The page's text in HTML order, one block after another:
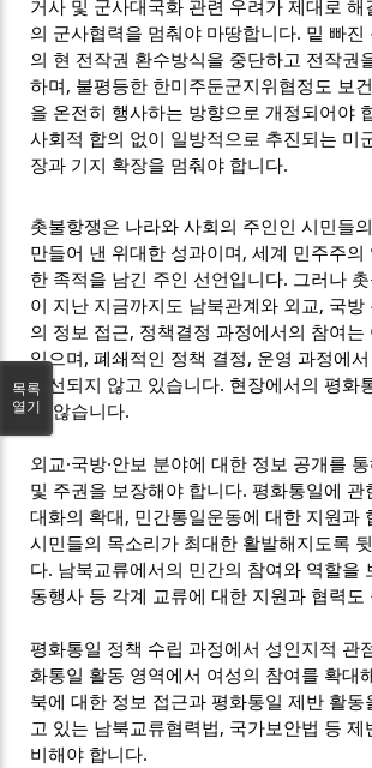
거사 및 군사대국화 관련 우려가 제대로
의 군사협력을 멈춰야 마땅합니다. 밑 빠진
의 현 전작권 환수방식을 중단하고 전작권
하며, 불평등한 한미주둔군지위협정도 보건
을 온전히 행사하는 방향으로 개정되어야
사회적 합의 없이 일방적으로 추진되는 미
장과 기지 확장을 멈춰야 합니다.
촛불항쟁은 나라와 사회의 주인인 시민들
만들어 낸 위대한 성과이며, 세계 민주주의
한 족적을 남긴 주인 선언입니다. 그러나
이 지난 지금까지도 남북관계와 외교, 국방
의 정보 접근, 정책결정 과정에서의 참여는
있으며, 폐쇄적인 정책 결정, 운영 과정에
개선되지 않고 있습니다. 현장에서의 평화
치 않습니다.
외교·국방·안보 분야에 대한 정보 공개를
및 주권을 보장해야 합니다. 평화통일에 관
대화의 확대, 민간통일운동에 대한 지원과
시민들의 목소리가 최대한 활발해지도록
다. 남북교류에서의 민간의 참여와 역할을
동행사 등 각계 교류에 대한 지원과 협력도
평화통일 정책 수립 과정에서 성인지적 관
화통일 활동 영역에서 여성의 참여를 확대
북에 대한 정보 접근과 평화통일 제반 활
고 있는 남북교류협력법, 국가보안법 등 제
비해야 합니다.
목록
열기